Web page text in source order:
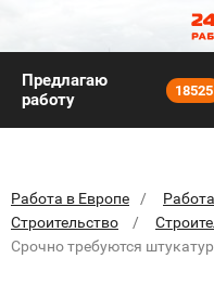
Предлагаю
работу
18525
Работа в Европе
Строительство
Срочно требуются